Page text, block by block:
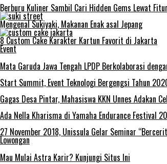
Berburu Kuliner Sambil Cari Hidden Gems Lewat
Mengenal Sukiyaki, Makanan Enak asal Jepang
8 Custom Cake Karakter Kartun Favorit di Jakarta
Event
Mata Garuda Jawa Tengah LPDP Berkolaborasi
Start Summit, Event Teknologi Bergengsi Tahun
Gagas Desa Pintar, Mahasiswa KKN Unnes Adakan
Ada Nella Kharisma di Yamaha Endurance Festival
27 November 2018, Unissula Gelar Seminar
Lowongan
Mau Mulai Astra Karir? Kunjungi Situs Ini